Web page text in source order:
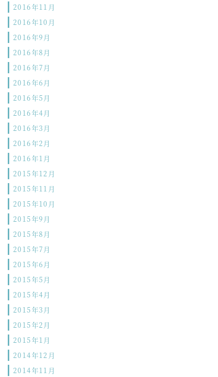
2016年11月
2016年10月
2016年9月
2016年8月
2016年7月
2016年6月
2016年5月
2016年4月
2016年3月
2016年2月
2016年1月
2015年12月
2015年11月
2015年10月
2015年9月
2015年8月
2015年7月
2015年6月
2015年5月
2015年4月
2015年3月
2015年2月
2015年1月
2014年12月
2014年11月